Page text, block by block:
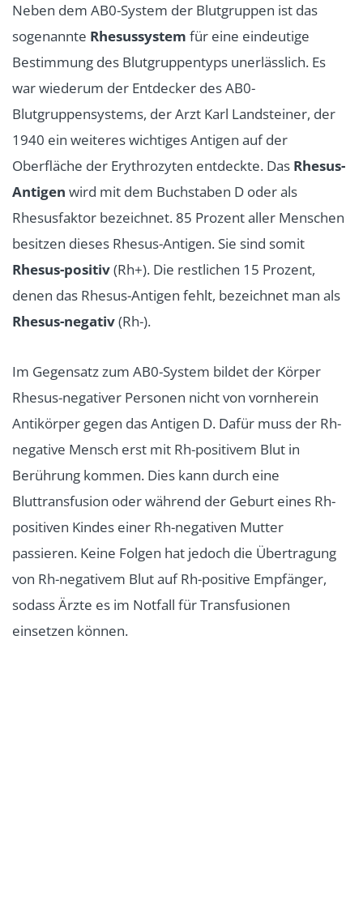
Neben dem AB0-System der Blutgruppen ist das
sogenannte Rhesussystem für eine eindeutige
Bestimmung des Blutgruppentyps unerlässlich. Es
war wiederum der Entdecker des AB0-
Blutgruppensystems, der Arzt Karl Landsteiner, der
1940 ein weiteres wichtiges Antigen auf der
Oberfläche der Erythrozyten entdeckte. Das Rhesus-
Antigen wird mit dem Buchstaben D oder als
Rhesusfaktor bezeichnet. 85 Prozent aller Menschen
besitzen dieses Rhesus-Antigen. Sie sind somit
Rhesus-positiv(Rh+). Die restlichen 15 Prozent,
denen das Rhesus-Antigen fehlt, bezeichnet man als
Rhesus-negativ(Rh-).
Im Gegensatz zum AB0-System bildet der Körper
Rhesus-negativer Personen nicht von vornherein
Antikörper gegen das Antigen D. Dafür muss der Rh-
negative Mensch erst mit Rh-positivem Blut in
Berührung kommen. Dies kann durch eine
Bluttransfusion oder während der Geburt eines Rh-
positiven Kindes einer Rh-negativen Mutter
passieren. Keine Folgen hat jedoch die Übertragung
von Rh-negativem Blut auf Rh-positive Empfänger,
sodass Ärzte es im Notfall für Transfusionen
einsetzen können.